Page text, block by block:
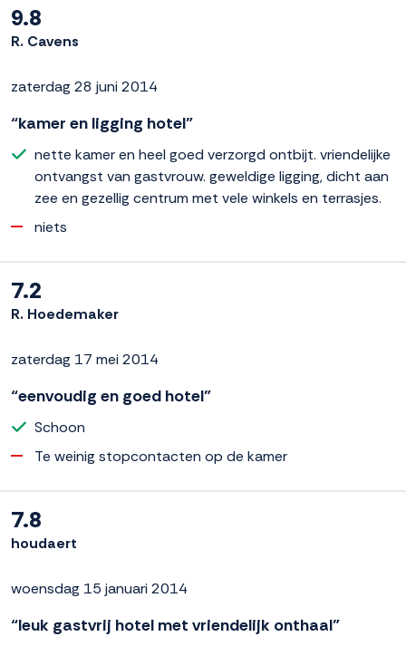
9.8
R. Cavens
zaterdag 28 juni 2014
“kamer en ligging hotel”
nette kamer en heel goed verzorgd ontbijt. vriendelijke
ontvangst van gastvrouw. geweldige ligging, dicht aan
zee en gezellig centrum met vele winkels en terrasjes.
niets
7.2
R. Hoedemaker
zaterdag 17 mei 2014
“eenvoudig en goed hotel”
Schoon
Te weinig stopcontacten op de kamer
7.8
houdaert
woensdag 15 januari 2014
“leuk gastvrij hotel met vriendelijk onthaal”